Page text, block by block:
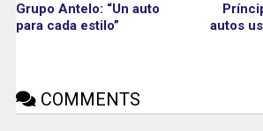
Grupo Antelo: “Un auto
para cada estilo”
autos
COMMENTS